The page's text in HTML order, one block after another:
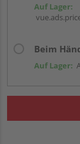
Auf Lager:
Beim
Auf Lager: